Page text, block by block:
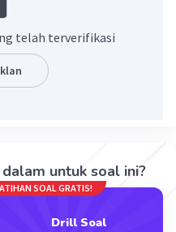
dari ABFE dengan
Pythagoras
telah terverifikasi
untuk soal ini?
SOAL GRATIS!
Drill Soal